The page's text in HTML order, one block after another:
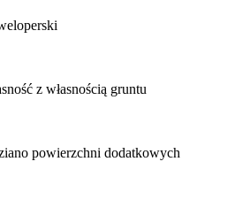
z własnością gruntu
powierzchni dodatkowych